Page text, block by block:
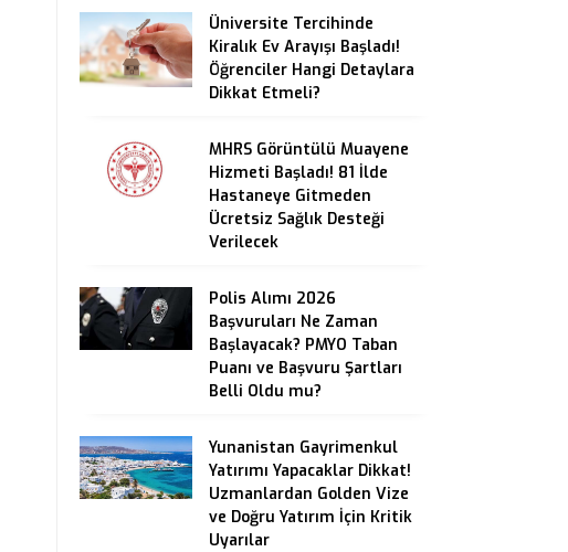
Üniversite Tercihinde
Kiralık Ev Arayışı Başladı!
Öğrenciler Hangi Detaylara
Dikkat Etmeli?
MHRS Görüntülü Muayene
Hizmeti Başladı! 81 İlde
Hastaneye Gitmeden
Ücretsiz Sağlık Desteği
Verilecek
Polis Alımı 2026
Başvuruları Ne Zaman
Başlayacak? PMYO Taban
Puanı ve Başvuru Şartları
Belli Oldu mu?
Yunanistan Gayrimenkul
Yatırımı Yapacaklar Dikkat!
Uzmanlardan Golden Vize
ve Doğru Yatırım İçin Kritik
Uyarılar